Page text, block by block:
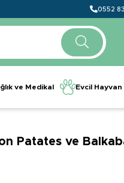
0552
ve Medikal Evcil
Patates ve